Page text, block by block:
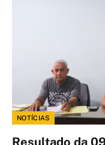
NOTÍCIAS
Resultado da